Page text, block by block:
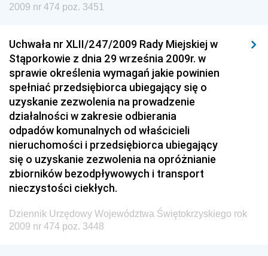
Dziennik Urzędowy Ministra Finansów
Dziennik Urzędowy Ministra Rozwoju i Finansów
Dziennik Urzędowy Wyższego Urzędu Górniczego
Dziennik Urzędowy Prezesa Urzędu Transportu
Kolejowego
Dziennik Urzędowy Ministra Przedsiębiorczości i
Technologii
Dziennik Urzędowy Ministra Inwestycji i Rozwoju
Dziennik Urzędowy Naczelnego Dyrektora Archiwów
Państwowych
Dziennik Urzędowy Ministra Finansów, Inwestycji i
Rozwoju
2009 nr 474 poz. 3451
Uchwała nr XLII/247/2009 Rady Miejskiej w
Stąporkowie z dnia 29 września 2009r. w
sprawie określenia wymagań jakie powinien
spełniać przedsiębiorca ubiegający się o
uzyskanie zezwolenia na prowadzenie
działalności w zakresie odbierania
odpadów komunalnych od właścicieli
nieruchomości i przedsiębiorca ubiegający
się o uzyskanie zezwolenia na opróżnianie
zbiorników bezodpływowych i transport
nieczystości ciekłych.
Dziennik Urzędowy Województwa Świętokrzyskiego rok
2009 nr 474 poz. 3448